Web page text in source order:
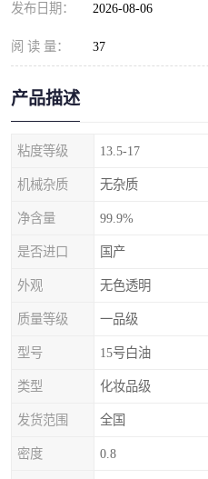
发布日期： 2026-08-06
阅 读 量： 37
产品描述
粘度等级 13.5-17
机械杂质 无杂质
净含量 99.9%
是否进口 国产
外观 无色透明
质量等级 一品级
型号 15号白油
类型 化妆品级
发货范围 全国
密度 0.8